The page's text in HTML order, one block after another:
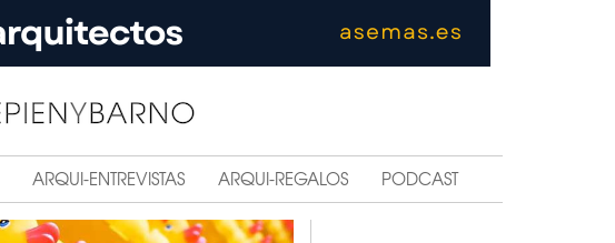
ARQUI-ENTREVISTAS ARQUI-REGALOS PODCAST